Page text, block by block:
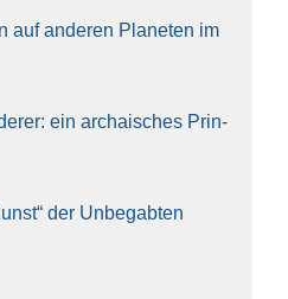
auf ande­ren Pla­ne­ten im
ein archai­sches Prin­
der Unbe­gab­ten